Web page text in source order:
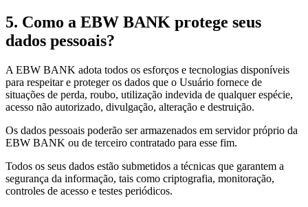
5. Como a EBW BANK protege seus
dados pessoais?
A EBW BANK adota todos os esforços e tecnologias disponíveis
para respeitar e proteger os dados que o Usuário fornece de
situações de perda, roubo, utilização indevida de qualquer espécie,
acesso não autorizado, divulgação, alteração e destruição.
Os dados pessoais poderão ser armazenados em servidor próprio da
EBW BANK ou de terceiro contratado para esse fim.
Todos os seus dados estão submetidos a técnicas que garantem a
segurança da informação, tais como criptografia, monitoração,
controles de acesso e testes periódicos.